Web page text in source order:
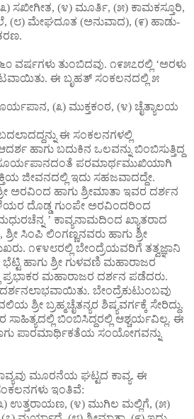
(೩) ಸಖೀಗೀತ, (೪) ಮೂರ್ತಿ, (೫) ಕಾಮಕಸ್ತೂರಿ,
(೮) ಮೇಘದೂತ (ಅನುವಾದ), (೯) ಹಾಡು-
ವರ್ಷಗಳು ತುಂಬಿದವು. ೧೯೫೭ರಲ್ಲಿ ‘ಅರಳು
ಈ ಬೃಹತ್ ಸಂಕಲನದಲ್ಲಿ ೫
(೩) ಮುಕ್ತಕಂಠ, (೪) ಚೈತ್ಯಾಲಯ
ಈ ಸಂಕಲನಗಳಲ್ಲಿ
ಹಾಗು ಬದುಕಿನ ಒಲವನ್ನು ಬಿಂಬಿಸುತ್ತಿದ್ದ
ಸೂರ್ಯಪಾನದಂತೆ ಪರಮಾರ್ಥಮುಖಿಯಾಗಿ
ಜೀವನದಲ್ಲಿ ಇದು ಸಹಜವಾದದ್ದೇ.
ಅರವಿಂದ ಹಾಗು ಶ್ರೀಮಾತಾ ಇವರ ದರ್ಶನ
ದೊಡ್ಡ ಗುಂಪೇ ಅರವಿಂದರಿಂದ
’ ಕಾವ್ಯನಾಮದಿಂದ ಖ್ಯಾತರಾದ
ಸಿಂಪಿ ಲಿಂಗಣ್ಣನವರು ಹಾಗು ಶ್ರೀ
೧೯೪೮ರಲ್ಲಿ ಬೇಂದ್ರೆಯವರಿಗೆ ತತ್ವಜ್ಞಾನಿ
ಭೆಟ್ಟಿ ಹಾಗು ಶ್ರೀ ಗುಳವಣಿ ಮಹಾರಾಜರ
ಮಹಾರಾಜರ ದರ್ಶನ ಪಡೆದರು.
ಬೇಂದ್ರೆಕುಟುಂಬವು
ಬ್ರಹ್ಮಚೈತನ್ಯರ ಶಿಷ್ಯವರ್ಗಕ್ಕೆ ಸೇರಿದ್ದು.
ಬಿಂಬಿಸಿದ್ದರಲ್ಲಿ ಆಶ್ಚರ್ಯವಿಲ್ಲ. ಈ
ಪಾರಮಾರ್ಥಿಕತೆಯ ಸಂಯೋಗವನ್ನು
ಮೂರನೆಯ ಘಟ್ಟದ ಕಾವ್ಯ. ಈ
ಇಂತಿವೆ:
ಉತ್ತರಾಯಣ, (೪) ಮುಗಿಲ ಮಲ್ಲಿಗೆ, (೫)